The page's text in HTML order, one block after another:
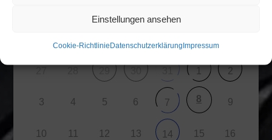
Einstellungen ansehen
Cookie-RichtlinieDatenschutzerklärungImpressum
27 28 29 30 31 1 2
3 4 5 6 7 8 9
10 11 12 13 14 15 16